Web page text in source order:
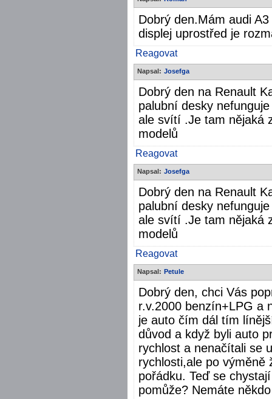
Dobrý den.Mám audi
displej uprostřed je
Reagovat
Napsal: Josefga
Dobrý den na Renault
palubní desky
ale svítí .Je tam nějaká
modelů
Reagovat
Napsal: Josefga
Dobrý den na Renault
palubní desky
ale svítí .Je tam nějaká
modelů
Reagovat
Napsal: Petule
Dobrý den, chci Vás
r.v.2000 benzín+LPG a
je auto čím dál tím
důvod a když byli auto
rychlost a nenačítali se
rychlosti,ale po výměně
pořádku. Teď se
pomůže? Nemáte